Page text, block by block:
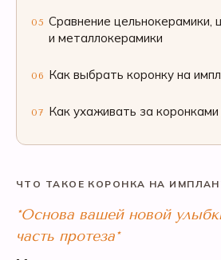
05 Сравнение цельнокерамики,
и металлокерамики
06 Как выбрать коронку на
07 Как ухаживать за
ЧТО ТАКОЕ КОРОНКА НА
*Основа вашей новой
часть протеза*